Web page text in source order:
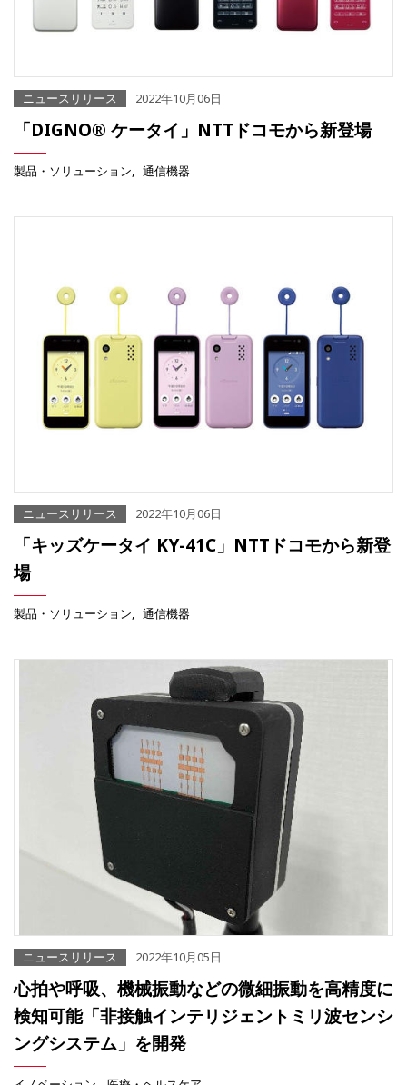
ニュースリリース 2022年10月06日
「DIGNO® ケータイ」NTTドコモから新登場
製品・ソリューション 通信機器
ニュースリリース 2022年10月06日
「キッズケータイ KY-41C」NTTドコモから新登
場
製品・ソリューション 通信機器
ニュースリリース 2022年10月05日
心拍や呼吸、機械振動などの微細振動を高精度に
検知可能「非接触インテリジェントミリ波センシ
ングシステム」を開発